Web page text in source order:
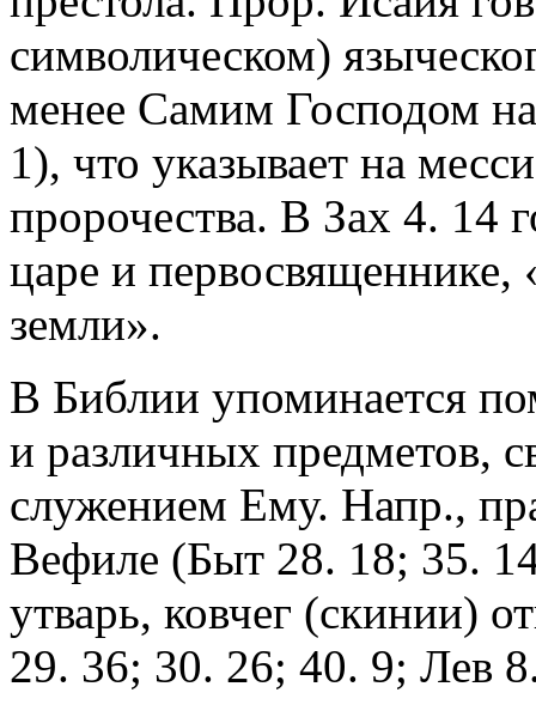
символическом)
менее Самим Господом
1), что указывает на
пророчества. В Зах 4. 14
царе и первосвященнике,
земли».
В Библии упоминается
и различных предметов,
служением Ему. Напр.,
Вефиле (Быт 28. 18; 35.
утварь, ковчег (скинии)
29. 36; 30. 26; 40. 9; Лев